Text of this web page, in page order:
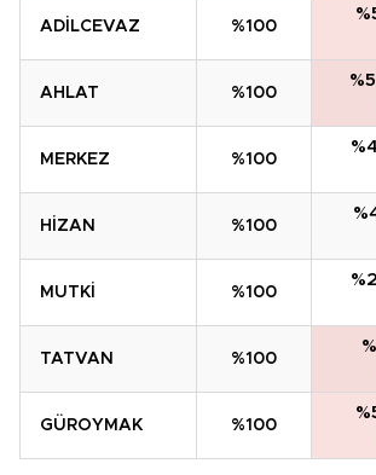
ADİLCEVAZ %100
AHLAT %100
MERKEZ %100
HİZAN %100
MUTKİ %100
TATVAN %100
GÜROYMAK %100